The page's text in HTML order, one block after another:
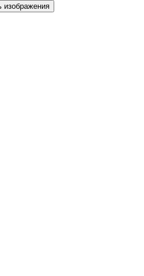
изображения